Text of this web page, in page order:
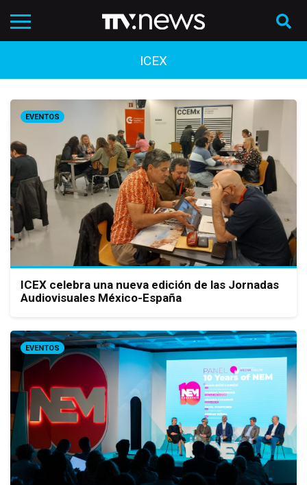
ICEX
EVENTOS
ICEX celebra una nueva edición de las Jornadas
Audiovisuales México-España
EVENTOS